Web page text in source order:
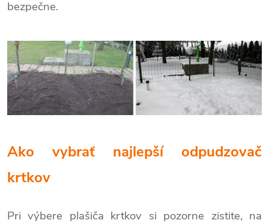
bezpečne.
Ako vybrať najlepší odpudzovač
krtkov
Pri výbere plašiča krtkov si pozorne zistite, na